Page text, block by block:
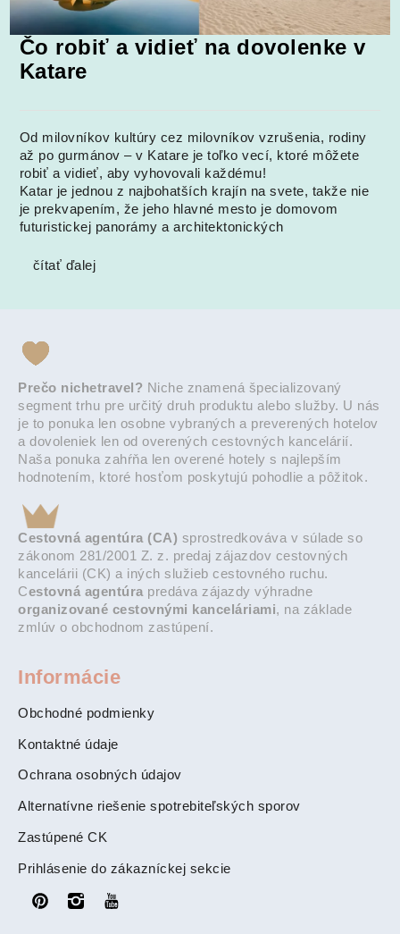
Čo robiť a vidieť na dovolenke v
Katare
Od milovníkov kultúry cez milovníkov vzrušenia, rodiny
až po gurmánov – v Katare je toľko vecí, ktoré môžete
robiť a vidieť, aby vyhovovali každému!
Katar je jednou z najbohatších krajín na svete, takže nie
je prekvapením, že jeho hlavné mesto je domovom
futuristickej panorámy a architektonických
čítať ďalej
Prečo nichetravel? Niche znamená špecializovaný
segment trhu pre určitý druh produktu alebo služby. U nás
je to ponuka len osobne vybraných a preverených hotelov
a dovoleniek len od overených cestovných kancelárií.
Naša ponuka zahŕňa len overené hotely s najlepším
hodnotením, ktoré hosťom poskytujú pohodlie a pôžitok.
Cestovná agentúra (CA) sprostredkováva v súlade so
zákonom 281/2001 Z. z. predaj zájazdov cestovných
kancelárii (CK) a iných služieb cestovného ruchu.
Cestovná agentúra predáva zájazdy výhradne
organizované cestovnými kanceláriami, na základe
zmlúv o obchodnom zastúpení.
Informácie
Obchodné podmienky
Kontaktné údaje
Ochrana osobných údajov
Alternatívne riešenie spotrebiteľských sporov
Zastúpené CK
Prihlásenie do zákazníckej sekcie